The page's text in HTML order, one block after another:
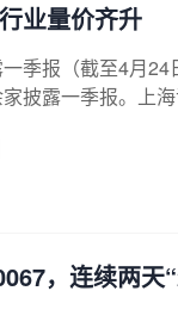
业量价齐升
季报（截至4月
披露一季报。上
，连续两